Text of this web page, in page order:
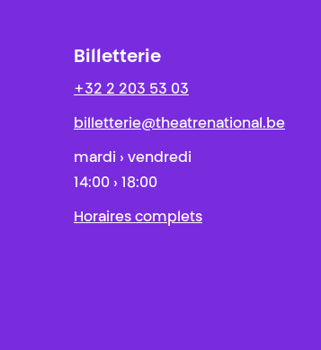
Billetterie
+32 2 203 53 03
billetterie@theatrenational.be
mardi › vendredi
14:00 › 18:00
Horaires complets